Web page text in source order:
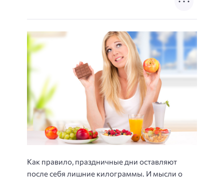
Как правило, праздничные дни оставляют
после себя лишние килограммы. И мысли о